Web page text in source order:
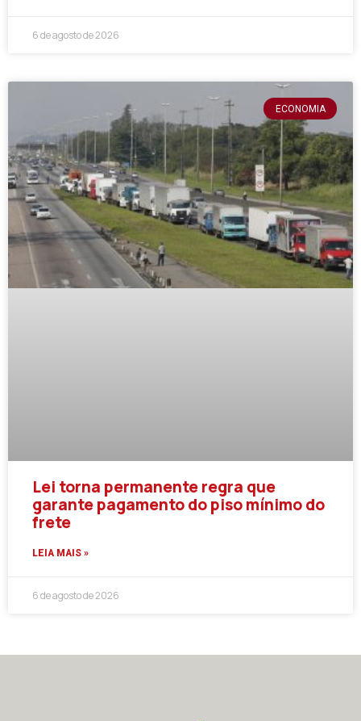
6 de agosto de 2026
ECONOMIA
Lei torna permanente regra que
garante pagamento do piso mínimo do
frete
LEIA MAIS »
6 de agosto de 2026